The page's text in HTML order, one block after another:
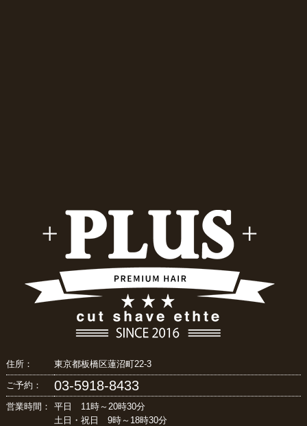
住所： 東京都板橋区蓮沼町22-3
ご予約： 03-5918-8433
営業時間：
平日 11時～20時30分
土日・祝日 9時～18時30分